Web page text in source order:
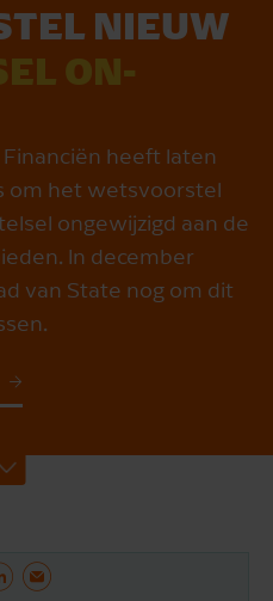
NIEUW
ON­
heeft laten
om het wetsvoorstel
ongewijzigd aan de
In december
van State nog om dit